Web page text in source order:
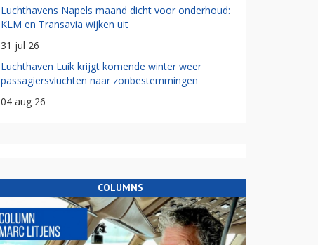
Luchthavens Napels maand dicht voor onderhoud:
KLM en Transavia wijken uit
31 jul 26
Luchthaven Luik krijgt komende winter weer
passagiersvluchten naar zonbestemmingen
04 aug 26
COLUMNS